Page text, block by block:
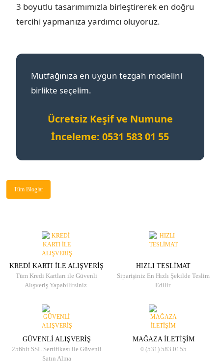
3 boyutlu tasarımımızla birleştirerek en doğru
tercihi yapmanıza yardımcı oluyoruz.
Mutfağınıza en uygun tezgah modelini
birlikte seçelim.
Ücretsiz Keşif ve Numune
İnceleme: 0531 583 01 55
Tüm Bloglar
KREDİ KARTI İLE ALIŞVERİŞ
Tüm Kredi Kartları ile Güvenli
Alışveriş Yapabilirsiniz.
HIZLI TESLİMAT
Siparişiniz En Hızlı Şekilde Teslim
Edilir.
GÜVENLİ ALIŞVERİŞ
256bit SSL Sertifikası ile Güvenli
Satın Alma
MAĞAZA İLETİŞİM
0 (531) 583 0155